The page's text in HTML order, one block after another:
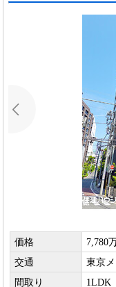
価格
7,780
交通
東京
間取り
1LDK